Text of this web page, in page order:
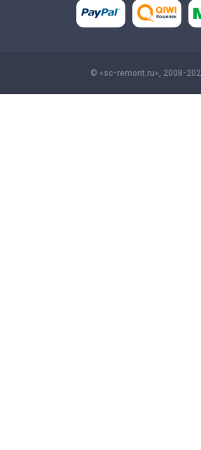
© «sc-remont.ru», 2008-